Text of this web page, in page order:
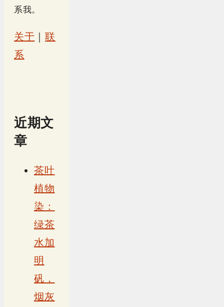
系我。
关于 ｜联
系
近期文
章
茶叶
植物
染：
绿茶
水加
明
矾，
烟灰